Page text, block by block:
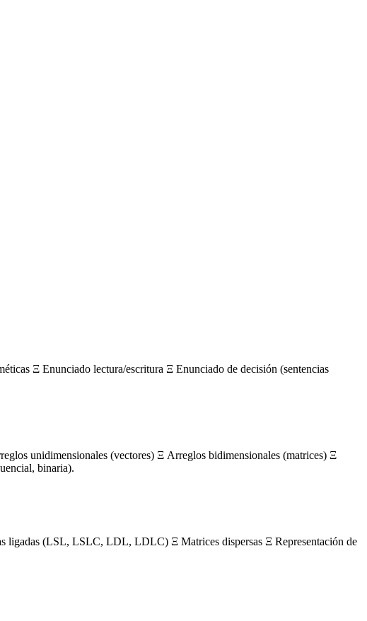
Ξ Enunciado lectura/escritura Ξ Enunciado de decisión (sentencias
unidimensionales (vectores) Ξ Arreglos bidimensionales (matrices) Ξ
binaria).
ligadas (LSL, LSLC, LDL, LDLC) Ξ Matrices dispersas Ξ Representación de